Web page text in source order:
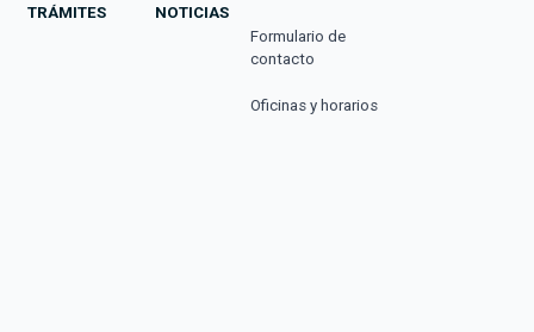
TRÁMITES
NOTICIAS
Formulario de
contacto
Oficinas y horarios